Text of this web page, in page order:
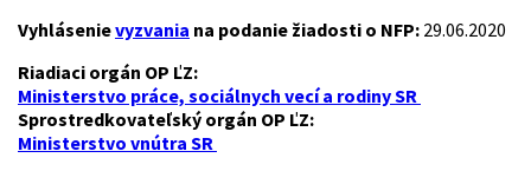
Vyhlásenievyzvania na podanie žiadosti o NFP: 29.06.2020
Riadiaci orgán OP ĽZ:
Ministerstvo práce, sociálnych vecí a rodiny SR
Sprostredkovateľský orgán OP ĽZ:
Ministerstvo vnútra SR